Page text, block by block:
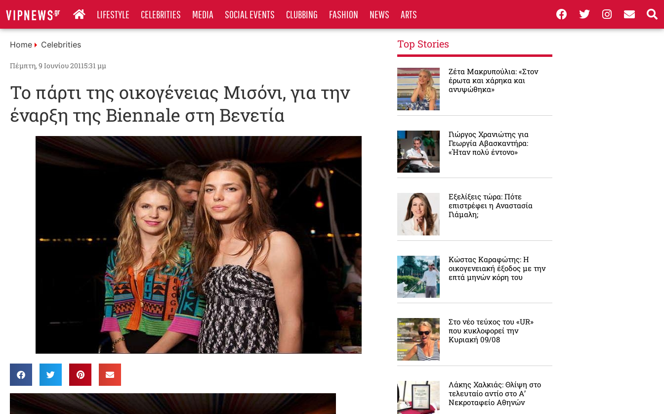
LIFESTYLE CELEBRITIES MEDIA SOCIAL EVENTS CLUBBING FASHION NEWS ARTS
Home Celebrities
Πέμπτη, 9 Ιουνίου 20115:31 μμ
Το πάρτι της οικογένειας Μισόνι, για την
έναρξη της Biennale στη Βενετία
Top Stories
Ζέτα Μακρυπούλια: «Στον
έρωτα και χάρηκα και
ανυψώθηκα»
Γιώργος Χρανιώτης για
Γεωργία Αβασκαντήρα:
«Ήταν πολύ έντονο»
Εξελίξεις τώρα: Πότε
επιστρέφει η Αναστασία
Γιάμαλη;
Κώστας Καραφώτης: Η
οικογενειακή έξοδος με την
επτά μηνών κόρη του
Στο νέο τεύχος του «UR»
που κυκλοφορεί την
Κυριακή 09/08
Λάκης Χαλκιάς: Θλίψη στο
τελευταίο αντίο στο Α’
Νεκροταφείο Αθηνών